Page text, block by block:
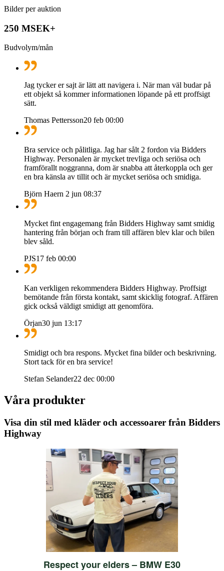
Bilder per auktion
250 MSEK+
Budvolym/mån
Jag tycker er sajt är lätt att navigera i. När man väl budar på
ett objekt så kommer informationen löpande på ett proffsigt
sätt.
Thomas Pettersson20 feb 00:00
Bra service och pålitliga. Jag har sålt 2 fordon via Bidders
Highway. Personalen är mycket trevliga och seriösa och
framförallt noggranna, dom är snabba att återkoppla och ger
en bra känsla av tillit och är mycket seriösa och smidiga.
Björn Haern 2 jun 08:37
Mycket fint engagemang från Bidders Highway samt smidig
hantering från början och fram till affären blev klar och bilen
blev såld.
PJS17 feb 00:00
Kan verkligen rekommendera Bidders Highway. Proffsigt
bemötande från första kontakt, samt skicklig fotograf. Affären
gick också väldigt smidigt att genomföra.
Örjan30 jun 13:17
Smidigt och bra respons. Mycket fina bilder och beskrivning.
Stort tack för en bra service!
Stefan Selander22 dec 00:00
Våra produkter
Visa din stil med kläder och accessoarer från Bidders
Highway